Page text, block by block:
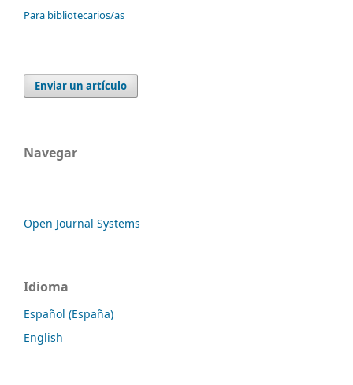
Para bibliotecarios/as
Enviar un artículo
Navegar
Open Journal Systems
Idioma
Español (España)
English